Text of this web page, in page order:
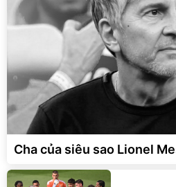
Cha của siêu sao Lionel